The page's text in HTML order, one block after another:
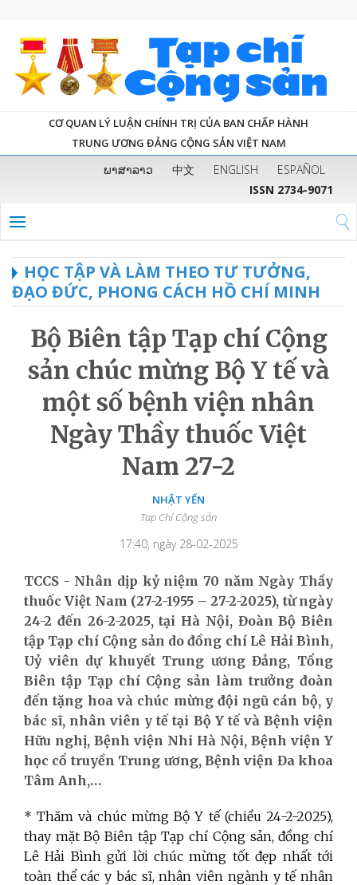
CƠ QUAN LÝ LUẬN CHÍNH TRỊ CỦA BAN CHẤP HÀNH
TRUNG ƯƠNG ĐẢNG CỘNG SẢN VIỆT NAM
ພາສາລາວ 中文 ENGLISH
ESPAÑOL
ISSN 2734-9071
HỌC TẬP VÀ LÀM THEO TƯ TƯỞNG,
ĐẠO ĐỨC, PHONG CÁCH HỒ CHÍ MINH
Bộ Biên tập Tạp chí Cộng
sản chúc mừng Bộ Y tế và
một số bệnh viện nhân
Ngày Thầy thuốc Việt
Nam 27-2
NHẬT YẾN
Tạp Chí Cộng sản
17:40, ngày 28-02-2025
TCCS - Nhân dịp kỷ niệm 70 năm Ngày Thầy
thuốc Việt Nam (27-2-1955 – 27-2-2025), từ ngày
24-2 đến 26-2-2025, tại Hà Nội, Đoàn Bộ Biên
tập Tạp chí Cộng sản do đồng chí Lê Hải Bình,
Uỷ viên dự khuyết Trung ương Đảng, Tổng
Biên tập Tạp chí Cộng sản làm trưởng đoàn
đến tặng hoa và chúc mừng đội ngũ cán bộ, y
bác sĩ, nhân viên y tế tại Bộ Y tế và Bệnh viện
Hữu nghị, Bệnh viện Nhi Hà Nội, Bệnh viện Y
học cổ truyền Trung ương, Bệnh viện Đa khoa
Tâm Anh,…
* Thăm và chúc mừng Bộ Y tế (chiều 24-2-2025),
thay mặt Bộ Biên tập Tạp chí Cộng sản, đồng chí
Lê Hải Bình gửi lời chúc mừng tốt đẹp nhất tới
toàn thể các y bác sĩ, nhân viên ngành y tế nhân